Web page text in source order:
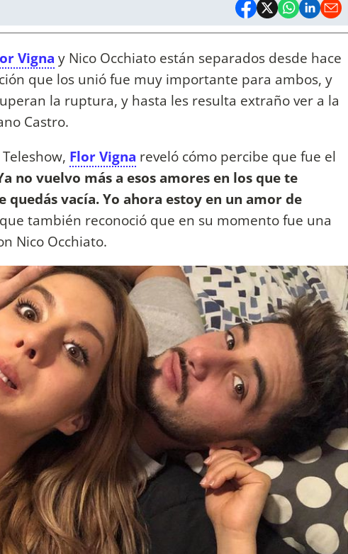
Vigna y Nico Occhiato están separados desde hace
que los unió fue muy importante para ambos, y
la ruptura, y hasta les resulta extraño ver a la
Castro.
Flor Vigna reveló cómo percibe que fue el
no vuelvo más a esos amores en los que te
quedás vacía. Yo ahora estoy en un amor de
también reconoció que en su momento fue una
Nico Occhiato.